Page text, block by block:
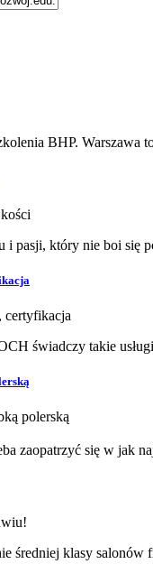
BHP.
pasji, który nie boi się
świadczy takie
zaopatrzyć się w jak
średniej klasy